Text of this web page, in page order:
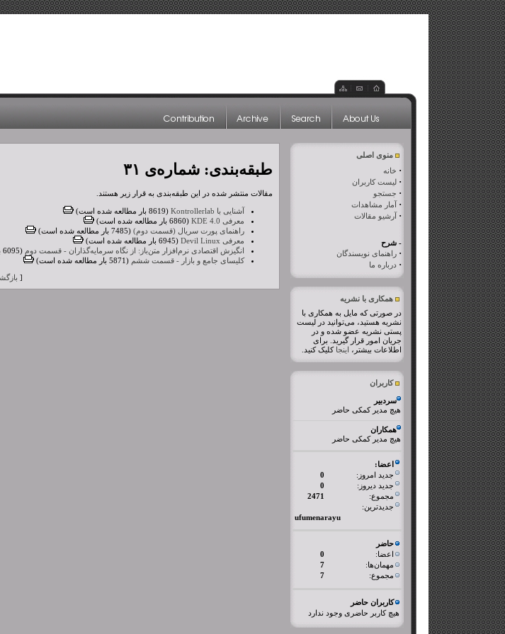
منوی اصلی
· خانه
· لیست کاربران
· جستجو
· آمار مشاهدات
· آرشیو مقالات
- شرح
· راهنمای نویسندگان
· درباره ما
همکاری با نشریه
در صورتی که مایل به همکاری با
نشریه هستید، می‌توانید در لیست
پستی نشریه عضو شده و در
جریان امور قرار گیرید. برای
اطلاعات بیشتر، اینجا کلیک کنید.
کاربران
سردبیر
هیچ مدیر کمکی حاضر
همکاران
هیچ مدیر کمکی حاضر
اعضا:
جدید امروز:
0
جدید دیروز:
0
مجموع:
2471
جدیدترین:
ufumenarayu
حاضر
اعضا:
0
مهمان‌ها:
7
مجموع:
7
کاربران حاضر
هیچ کاربر حاضری وجود ندارد
طبقه‌بندی: شماره‌ی ۳۱
مقالات منتشر شده در این طبقه‌بندی به قرار زیر هستند.
آشنایی با Kontrollerlab
(8619 بار مطالعه شده است)
معرفی KDE 4.0
(6860 بار مطالعه شده است)
راهنمای پورت سریال (قسمت دوم) (7485 بار مطالعه شده است)
معرفی Devil Linux
(6945 بار مطالعه شده است)
انگیزش اقتصادی نرم‌افزار متن‌باز: از نگاه سرمایه‌گذاران - قسمت دوم (6095 بار مطالعه شده است)
کلیسای جامع و بازار - قسمت ششم (5871 بار مطالعه شده است)
[